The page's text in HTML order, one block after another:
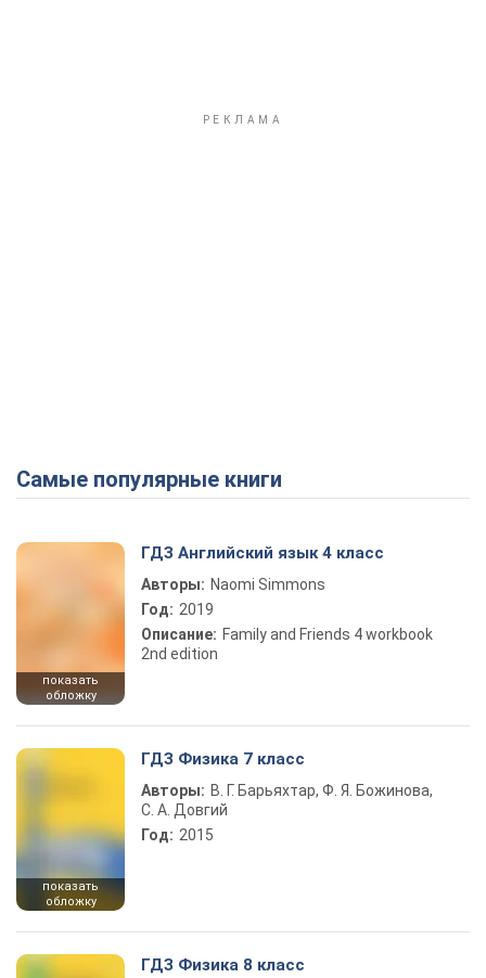
Самые популярные книги
показать
обложку
ГДЗ Английский язык 4 класс
Авторы: Naomi Simmons
Год: 2019
Описание: Family and Friends 4 workbook
2nd edition
показать
обложку
ГДЗ Физика 7 класс
Авторы: В. Г. Барьяхтар, Ф. Я. Божинова,
С. А. Довгий
Год: 2015
ГДЗ Физика 8 класс